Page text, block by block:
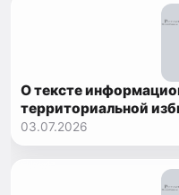
О тексте
территориальной
Рутульского района
03.07.2026